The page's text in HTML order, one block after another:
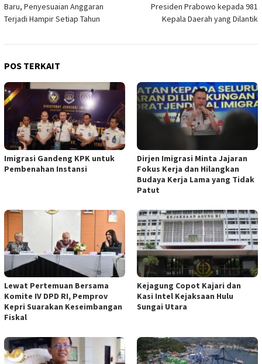
Baru, Penyesuaian Anggaran
Terjadi Hampir Setiap Tahun
Presiden Prabowo kepada 981
Kepala Daerah yang Dilantik
POS TERKAIT
Imigrasi Gandeng KPK untuk
Pembenahan Instansi
Dirjen Imigrasi Minta Jajaran
Fokus Kerja dan Hilangkan
Budaya Kerja Lama yang Tidak
Patut
Lewat Pertemuan Bersama
Komite IV DPD RI, Pemprov
Kepri Suarakan Keseimbangan
Fiskal
Kejagung Copot Kajari dan
Kasi Intel Kejaksaan Hulu
Sungai Utara